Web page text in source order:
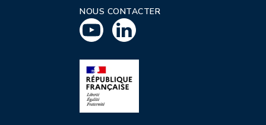
NOUS CONTACTER